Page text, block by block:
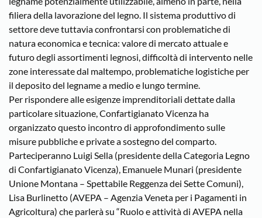
filiera della lavorazione del legno. Il sistema produttivo di
settore deve tuttavia confrontarsi con problematiche di
natura economica e tecnica: valore di mercato attuale e
futuro degli assortimenti legnosi, difficoltà di intervento nelle
zone interessate dal maltempo, problematiche logistiche per
il deposito del legname a medio e lungo termine.
Per rispondere alle esigenze imprenditoriali dettate dalla
particolare situazione, Confartigianato Vicenza ha
organizzato questo incontro di approfondimento sulle
misure pubbliche e private a sostegno del comparto.
Parteciperanno Luigi Sella (presidente della Categoria Legno
di Confartigianato Vicenza), Emanuele Munari (presidente
Unione Montana – Spettabile Reggenza dei Sette Comuni),
Lisa Burlinetto (AVEPA – Agenzia Veneta per i Pagamenti in
Agricoltura) che parlerà su “Ruolo e attività di AVEPA nella